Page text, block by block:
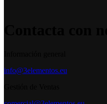
info@3elementos.eu